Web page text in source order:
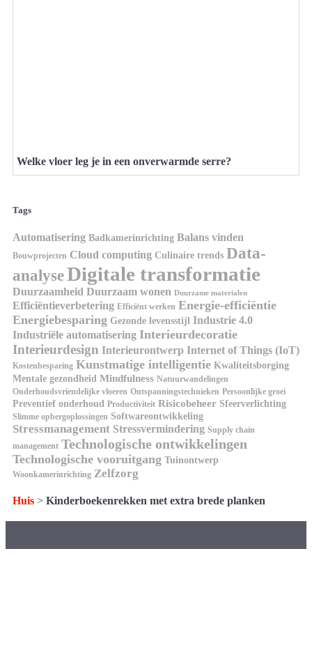
Welke vloer leg je in een onverwarmde serre?
Tags
Automatisering Badkamerinrichting Balans vinden
Bouwprojecten Cloud computing Culinaire trends Data-
analyseDigitale transformatie
Duurzaamheid Duurzaam wonen Duurzame materialen
Efficiëntieverbetering Efficiënt werken Energie-efficiëntie
Energiebesparing Gezonde levensstijl Industrie 4.0
Industriële automatisering Interieurdecoratie
Interieurdesign Interieurontwerp Internet of Things (IoT)
Kostenbesparing Kunstmatige intelligentie Kwaliteitsborging
Mentale gezondheid Mindfulness Natuurwandelingen
Onderhoudsvriendelijke vloeren Ontspanningstechnieken Persoonlijke groei
Preventief onderhoud Productiviteit Risicobeheer Sfeerverlichting
Slimme opbergoplossingen Softwareontwikkeling
Stressmanagement Stressvermindering Supply chain
management Technologische ontwikkelingen
Technologische vooruitgang Tuinontwerp
Woonkamerinrichting Zelfzorg
Huis > Kinderboekenrekken met extra brede planken